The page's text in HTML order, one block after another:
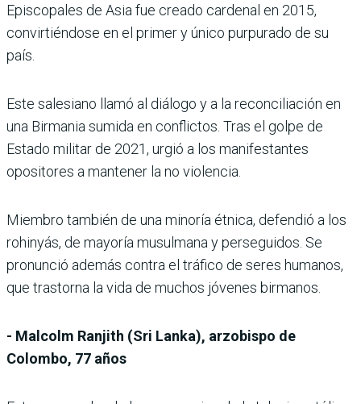
Episcopales de Asia fue creado cardenal en 2015,
convirtiéndose en el primer y único purpurado de su
país.
Este salesiano llamó al diálogo y a la reconciliación en
una Birmania sumida en conflictos. Tras el golpe de
Estado militar de 2021, urgió a los manifestantes
opositores a mantener la no violencia.
Miembro también de una minoría étnica, defendió a los
rohinyás, de mayoría musulmana y perseguidos. Se
pronunció además contra el tráfico de seres humanos,
que trastorna la vida de muchos jóvenes birmanos.
- Malcolm Ranjith (Sri Lanka), arzobispo de
Colombo, 77 años